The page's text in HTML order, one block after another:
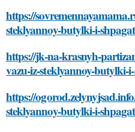
https://
steklyannoy-butylki-i-
https://jk-na-krasnyh-
vazu-iz-steklyannoy-butylki-
https://
steklyannoy-butylki-i-